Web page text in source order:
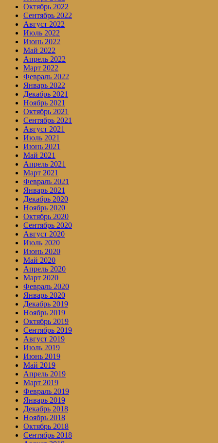
Октябрь 2022
Сентябрь 2022
Август 2022
Июль 2022
Июнь 2022
Май 2022
Апрель 2022
Март 2022
Февраль 2022
Январь 2022
Декабрь 2021
Ноябрь 2021
Октябрь 2021
Сентябрь 2021
Август 2021
Июль 2021
Июнь 2021
Май 2021
Апрель 2021
Март 2021
Февраль 2021
Январь 2021
Декабрь 2020
Ноябрь 2020
Октябрь 2020
Сентябрь 2020
Август 2020
Июль 2020
Июнь 2020
Май 2020
Апрель 2020
Март 2020
Февраль 2020
Январь 2020
Декабрь 2019
Ноябрь 2019
Октябрь 2019
Сентябрь 2019
Август 2019
Июль 2019
Июнь 2019
Май 2019
Апрель 2019
Март 2019
Февраль 2019
Январь 2019
Декабрь 2018
Ноябрь 2018
Октябрь 2018
Сентябрь 2018